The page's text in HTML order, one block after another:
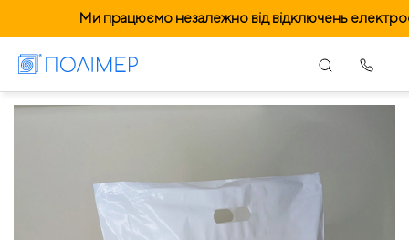
Ми працюємо незалежно від відключень